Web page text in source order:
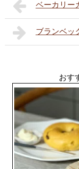
ベーカリー
ブランベッ
おす